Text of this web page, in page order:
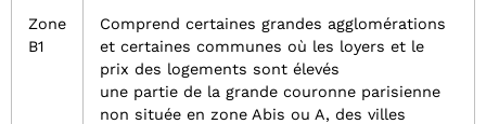
Zone
B1
Comprend certaines grandes agglomérations
et certaines communes où les loyers et le
prix des logements sont élevés
une partie de la grande couronne parisienne
non située en zone Abis ou A, des villes